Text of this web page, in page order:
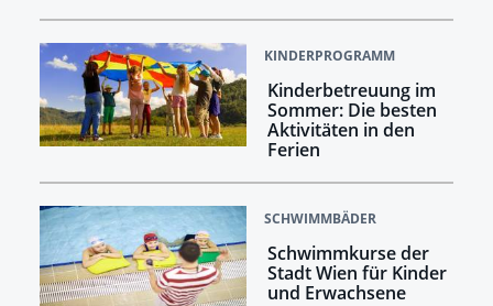
KINDERPROGRAMM
Kinderbetreuung im
Sommer: Die besten
Aktivitäten in den
Ferien
SCHWIMMBÄDER
Schwimmkurse der
Stadt Wien für Kinder
und Erwachsene